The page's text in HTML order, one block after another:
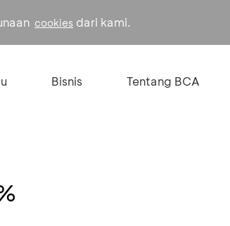
cookies dari kami.
Bisnis Tentang BCA